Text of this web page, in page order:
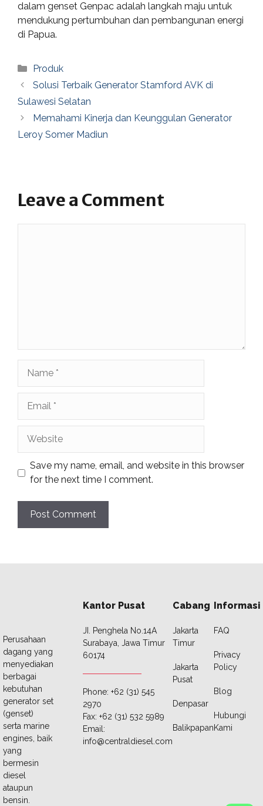
dalam genset Genpac adalah langkah maju untuk
mendukung pertumbuhan dan pembangunan energi
di Papua.
Categories
Produk
Solusi Terbaik Generator Stamford AVK di
Sulawesi Selatan
Memahami Kinerja dan Keunggulan Generator
Leroy Somer Madiun
Leave a Comment
Save my name, email, and website in this browser
for the next time I comment.
Perusahaan
dagang yang
menyediakan
berbagai
kebutuhan
generator set
(genset)
serta marine
engines, baik
yang
bermesin
diesel
ataupun
bensin.
Kantor Pusat
JI. Penghela No.14A
Surabaya, Jawa Timur
60174
Phone: +62 (31) 545
2970
Fax: +62 (31) 532 5989
Email:
info@centraldiesel.com
Cabang
Jakarta
Timur
Jakarta
Pusat
Denpasar
Balikpapan
Informasi
FAQ
Privacy
Policy
Blog
Hubungi
Kami